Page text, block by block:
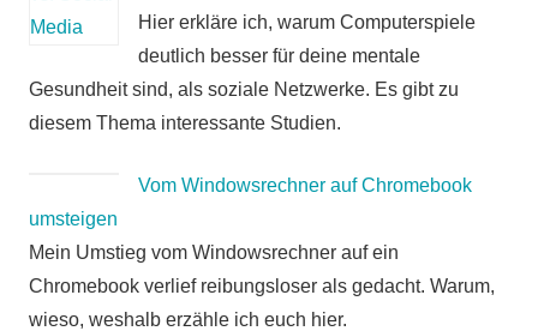
Hier erkläre ich, warum Computerspiele
deutlich besser für deine mentale
Gesundheit sind, als soziale Netzwerke. Es gibt zu
diesem Thema interessante Studien.
Vom Windowsrechner auf Chromebook
umsteigen
Mein Umstieg vom Windowsrechner auf ein
Chromebook verlief reibungsloser als gedacht. Warum,
wieso, weshalb erzähle ich euch hier.